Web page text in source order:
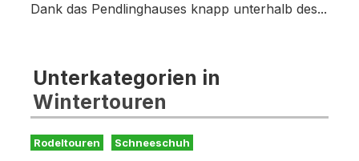
Dank das Pendlinghauses knapp unterhalb des...
Unterkategorien in
Wintertouren
Rodeltouren Schneeschuh